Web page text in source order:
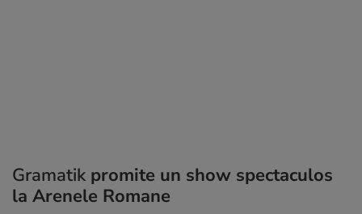
Gramatik promite un show spectaculos
la Arenele Romane